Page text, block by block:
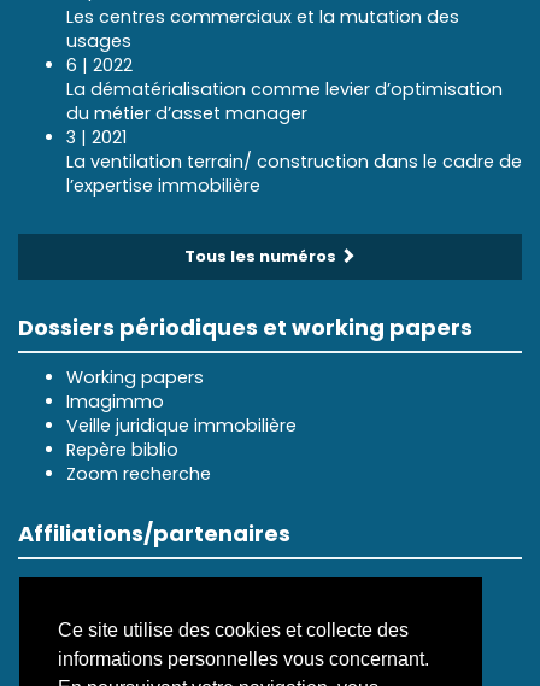
Ce site utilise des cookies et collecte des
informations personnelles vous concernant.
Les centres commerciaux et la mutation des
usages
6 | 2022
La dématérialisation comme levier d’optimisation
du métier d’asset manager
3 | 2021
La ventilation terrain/ construction dans le cadre de
l’expertise immobilière
Tous les numéros
Dossiers périodiques et working papers
Working papers
Imagimmo
Veille juridique immobilière
Repère biblio
Zoom recherche
Affiliations/partenaires